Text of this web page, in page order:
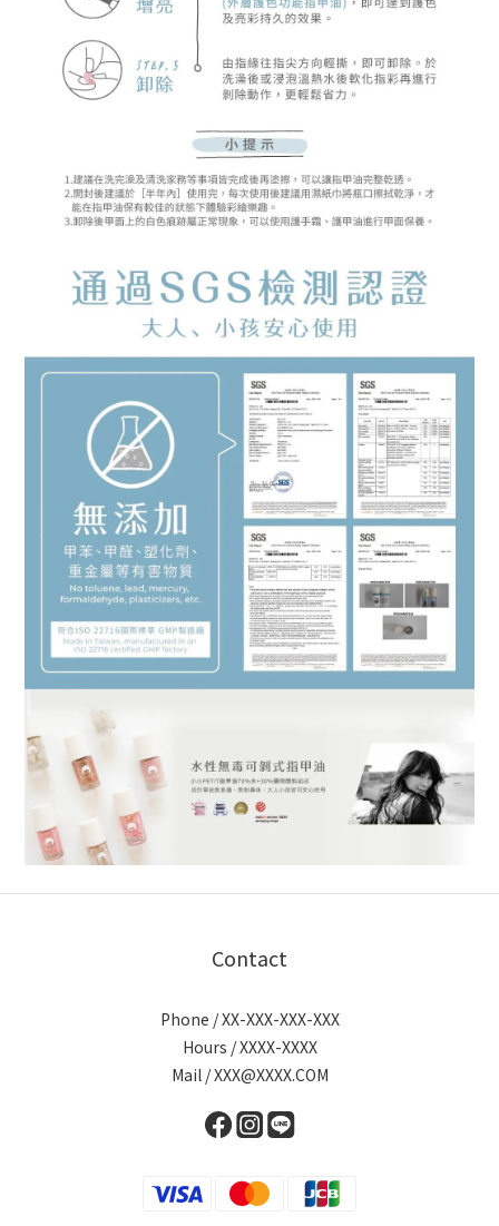
Contact
Phone / XX-XXX-XXX-XXX
Hours / XXXX-XXXX
Mail / XXX@XXXX.COM